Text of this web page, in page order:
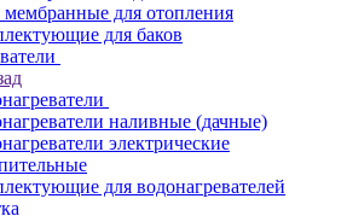
мембранные для отопления
для баков
наливные (дачные)
электрические
для водонагревателей